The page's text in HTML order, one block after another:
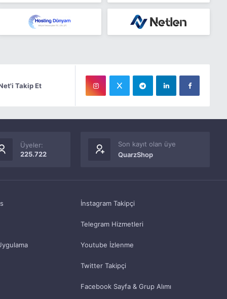
Takip Et
Üyeler:
225.722
Son kayıt olan üye
QuarzShop
İnstagram Takipçi
Telegram Hizmetleri
Youtube İzlenme
Twitter Takipçi
Facebook Sayfa & Grup Alımı